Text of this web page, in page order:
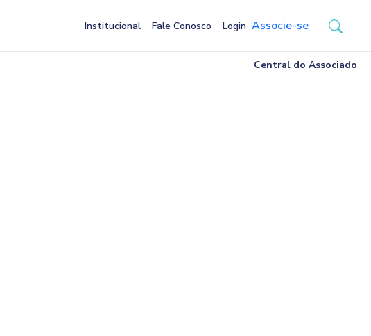
Institucional Fale Conosco Login Associe-se
Central do Associado